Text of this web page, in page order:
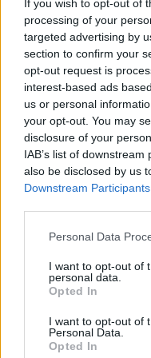
If you wish to opt-out of
processing of your
targeted advertising by
section to confirm your
opt-out request is
interest-based ads
us or personal
your opt-out. You may
disclosure of your
IAB’s list of
also be disclosed by us
Downstream Participants
Personal Data
I want to opt-out of
personal data.
Opted In
I want to opt-out of
Personal Data.
Opted In
Μπρόμελέτρεξε τα
δεύτερο τον Καναδό
τον ΙάπωναΧακίμ
γυναικών πρώτη ήταν
10.97 (+1,3) που
δεύτερη τηνΣάνια
Άντερσονέτρεξε τα
Τέλος, οΝέιθον Άλεν
Ρέιτσελ Ντίνκοφ
ΤΟΥΣΟΝ:Η
σφυροβολία μεγάλη
των εποχών σε
φαν Κλίνκεν κέρδισε
επικράτησε τόσο στα
200μ. με 22.80 (+0,6).